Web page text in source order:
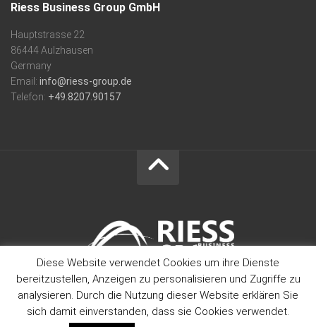
Riess Business Group GmbH
Hauptstrasse 22
86444 Aulzhausen
Germany
Email: info@riess-group.de
Telefon: +49.8207.90157
Riess Business Group GmbH © 2026. All Rights Reserved.
Diese Website verwendet Cookies um ihre Dienste
bereitzustellen, Anzeigen zu personalisieren und Zugriffe zu
analysieren. Durch die Nutzung dieser Website erklären Sie
sich damit einverstanden, dass sie Cookies verwendet.